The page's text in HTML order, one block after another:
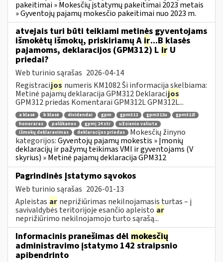
pakeitimai » Mokesčių įstatymų pakeitimai 2023 metais
» Gyventojų pajamų mokesčio pakeitimai nuo 2023 m.
atvejais turi būti teikiami metinės gyventojams
išmokėtų išmokų, priskiriamų A ir...B klasės
pajamoms, deklaracijos (GPM312) L ir U
priedai?
Web turinio sąrašas 2026-04-14
Registracijos numeris KM1082 Ši informacija skelbiama:
Metinė pajamų deklaracija GPM312 Deklaracijos
GPM312 priedas Komentarai GPM312L GPM312L...
a klasė b klasė dividendai gpm gpm312 gpm312u
gpm312l
honoraras
palūkanos gpmį 24 str
užsienio valiuta
išmokų deklaravimas
deklaracijos priedas
Mokesčių žinyno
kategorijos:Gyventojų pajamų mokestis » Įmonių
deklaracijų ir pažymų teikimas VMI ir gyventojams (V
skyrius) » Metinė pajamų deklaracija GPM312
Pagrindinės Įstatymo sąvokos
Web turinio sąrašas 2026-01-13
Apleistas ar neprižiūrimas nekilnojamasis turtas – į
savivaldybės teritorijoje esančio apleisto ar
neprižiūrimo nekilnojamojo turto sąrašą...
Informacinis pranešimas dėl mokesčių
administravimo įstatymo 142 straipsnio
apibendrinto